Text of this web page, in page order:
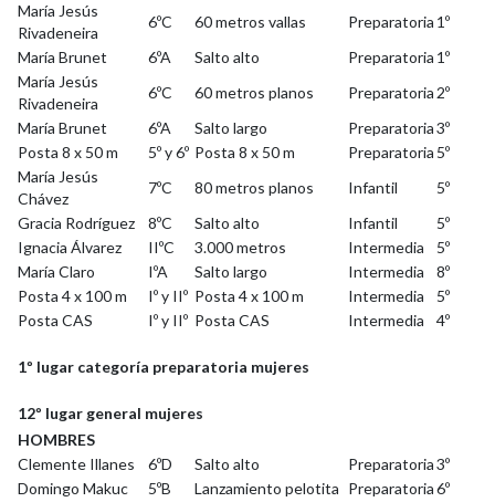
María Jesús
Rivadeneira
6ºC 60 metros vallas Preparatoria 1º
María Brunet
6ºA Salto alto Preparatoria 1º
María Jesús
Rivadeneira
6ºC 60 metros planos Preparatoria 2º
María Brunet
6ºA Salto largo Preparatoria3º
Posta 8 x 50 m
5º y 6º Posta 8 x 50 m Preparatoria 5º
María Jesús
Chávez
7ºC 80 metros planos Infantil
5º
Gracia Rodríguez
8ºC Salto alto Infantil
5º
Ignacia Álvarez
IIºC 3.000 metros Intermedia
5º
María Claro
IºA Salto largo Intermedia
8º
Posta 4 x 100 m
Iº y IIº Posta 4 x 100 m Intermedia
5º
Posta CAS
Iº y IIº Posta CAS Intermedia 4º
1º lugar categoría preparatoria mujeres
12º lugar general mujeres
HOMBRES
Clemente Illanes
6ºD Salto alto Preparatoria3º
Domingo Makuc
5ºB Lanzamiento pelotita Preparatoria6º